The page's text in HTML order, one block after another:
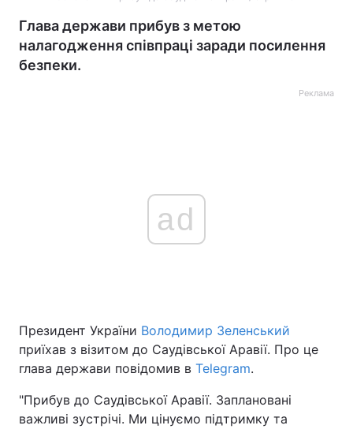
Головна Війна
Економіка Світ
Глава держави прибув з метою
налагодження співпраці заради посилення
безпеки.
Реклама
ad
Президент України Володимир Зеленський
приїхав з візитом до Саудівської Аравії. Про це
глава держави повідомив в Telegram.
"Прибув до Саудівської Аравії. Заплановані
важливі зустрічі. Ми цінуємо підтримку та